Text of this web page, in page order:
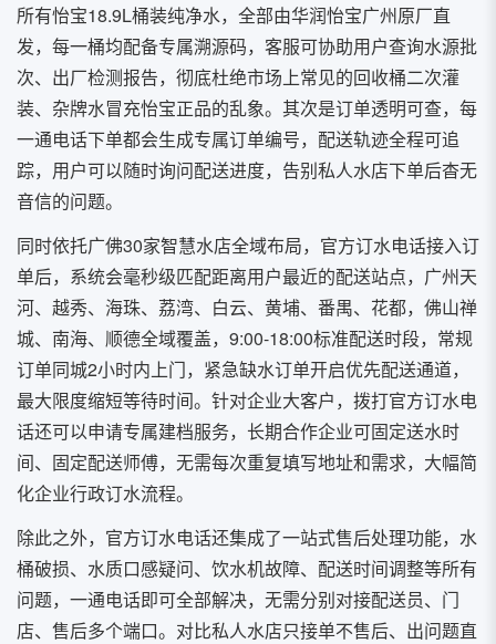
所有怡宝18.9L桶装纯净水，全部由华润怡宝广州原厂直
发，每一桶均配备专属溯源码，客服可协助用户查询水源批
次、出厂检测报告，彻底杜绝市场上常见的回收桶二次灌
装、杂牌水冒充怡宝正品的乱象。其次是订单透明可查，每
一通电话下单都会生成专属订单编号，配送轨迹全程可追
踪，用户可以随时询问配送进度，告别私人水店下单后杳无
音信的问题。
同时依托广佛30家智慧水店全域布局，官方订水电话接入订
单后，系统会毫秒级匹配距离用户最近的配送站点，广州天
河、越秀、海珠、荔湾、白云、黄埔、番禺、花都，佛山禅
城、南海、顺德全域覆盖，9:00-18:00标准配送时段，常规
订单同城2小时内上门，紧急缺水订单开启优先配送通道，
最大限度缩短等待时间。针对企业大客户，拨打官方订水电
话还可以申请专属建档服务，长期合作企业可固定送水时
间、固定配送师傅，无需每次重复填写地址和需求，大幅简
化企业行政订水流程。
除此之外，官方订水电话还集成了一站式售后处理功能，水
桶破损、水质口感疑问、饮水机故障、配送时间调整等所有
问题，一通电话即可全部解决，无需分别对接配送员、门
店、售后多个端口。对比私人水店只接单不售后、出问题直